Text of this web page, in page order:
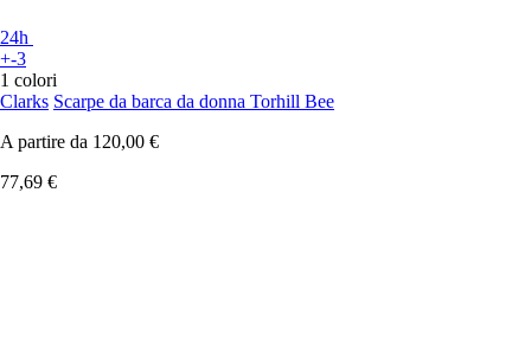
24h
+-3
1 colori
Clarks Scarpe da barca da donna Torhill Bee
A partire da 120,00 €
77,69 €